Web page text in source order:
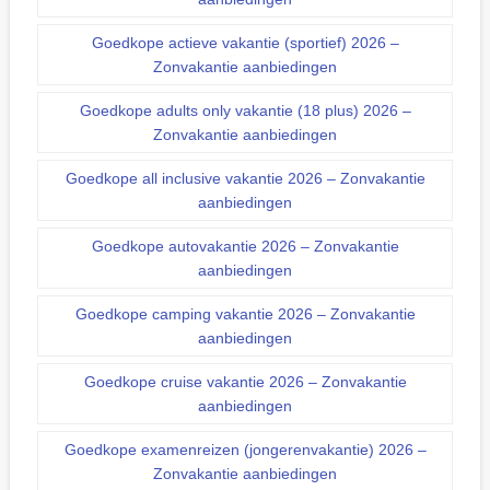
Goedkope actieve vakantie (sportief) 2026 –
Zonvakantie aanbiedingen
Goedkope adults only vakantie (18 plus) 2026 –
Zonvakantie aanbiedingen
Goedkope all inclusive vakantie 2026 – Zonvakantie
aanbiedingen
Goedkope autovakantie 2026 – Zonvakantie
aanbiedingen
Goedkope camping vakantie 2026 – Zonvakantie
aanbiedingen
Goedkope cruise vakantie 2026 – Zonvakantie
aanbiedingen
Goedkope examenreizen (jongerenvakantie) 2026 –
Zonvakantie aanbiedingen